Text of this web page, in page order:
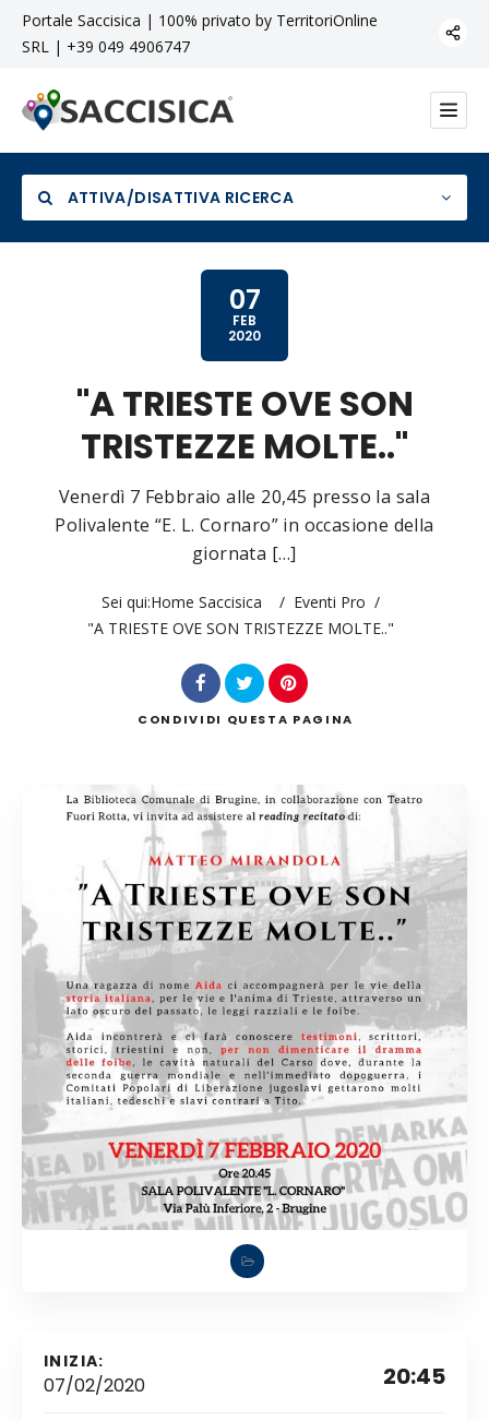
Portale Saccisica | 100% privato by TerritoriOnline
SRL | +39 049 4906747
ATTIVA/DISATTIVA RICERCA
Cerca
07
FEB
2020
"A TRIESTE OVE SON
TRISTEZZE MOLTE.."
Venerdì 7 Febbraio alle 20,45 presso la sala
Polivalente “E. L. Cornaro” in occasione della
giornata […]
Sei qui:Home Saccisica / Eventi Pro /
"A TRIESTE OVE SON TRISTEZZE MOLTE.."
CONDIVIDI QUESTA PAGINA
INIZIA:
07/02/2020 20:45